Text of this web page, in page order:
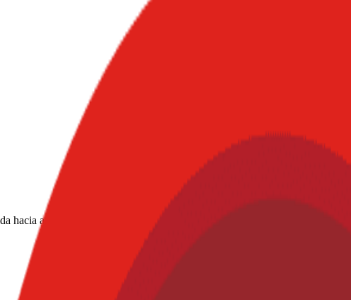
hacia acciones de fondo que permitan abatir problemáticas relacionadas